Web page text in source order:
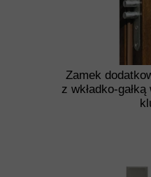
Zamek
z wkładko-